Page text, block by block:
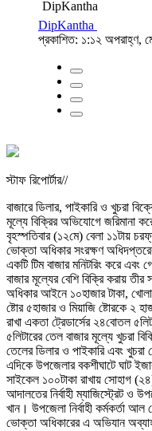
DipKantha
প্রকাশিত: ১:১২ অপরাহ্ণ,
স্টাফ রিপোর্টার//
বাজারে ডিলার, পাইকারি ও খুচরা
মূল্যে বিক্রির অভিযোগে জরিমানা
বৃহস্পতিবার (১২মে) বেলা ১১টায়
ভোক্তা অধিকার সংরক্ষণ
একটি টিম বাজার মনিটরিং করে
বাজার মূল্যের বেশি বিক্রি করায়
অধিকার আইনে ১০হাজার টাকা, খোলা
ষ্টোর ৫হাজার ও মিয়াজি ষ্টোরকে ২
রাখা একতা ট্রেডার্সের ২৪বোতল
৫লিটারের তেল বাজার মূল্যে খুচরা
তেলের ডিলার ও পাইকারি এবং খুচরা
এদিকে উপজেলার বকশীঘাটে ঘাট
সাইকেল ১০০টাকা রাখায় সোহাগ
আদালতের নির্বাহী ম্যাজিস্ট্রেট ও
খান। উপজেলা নির্বাহী কর্মকর্তা
ভোক্তা অধিকারের এ অভিযান